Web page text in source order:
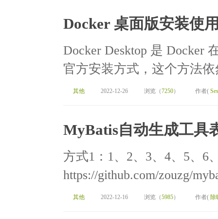
Docker 桌面版安装使
Docker Desktop 是 Docker
官方安装方式，这个方法
其他 2022-12-26 浏览（7250） 作者(
MyBatis自动生成工具
方式1：1、2、3、4、5、6
https://github.com/zouzg/
其他 2022-12-16 浏览（5985） 作者( 除